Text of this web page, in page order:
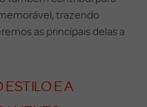
trazendo
as principais delas a
E A